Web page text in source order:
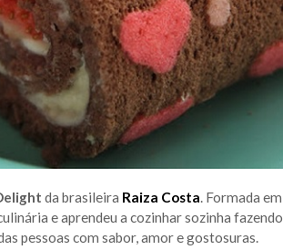
da brasileira Raiza Costa . Formada
e aprendeu a cozinhar sozinha
pessoas com sabor, amor e gostosuras.